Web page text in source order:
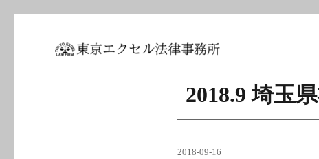
坂東 利国｜東京エクセル法律
2018.9 埼玉
投
2018-09-16